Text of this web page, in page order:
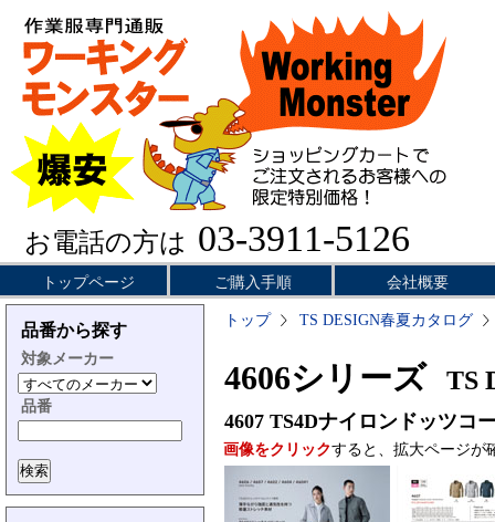
お電話の方は 03-3911-5126
トップページ ご購入手順 会社概要
品番から探す
対象メーカー
品番
トップ TS DESIGN春夏カタログ
4606シリーズ TS
4607 TS4Dナイロンドッツコ
画像をクリックすると、拡大ページが